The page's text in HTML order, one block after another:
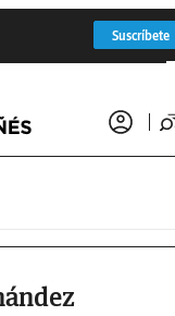
Suscríbete